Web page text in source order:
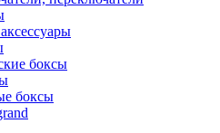
боксы
боксы